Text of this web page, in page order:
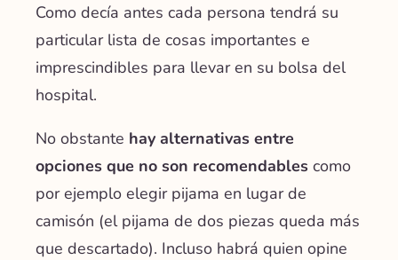
Como decía antes cada persona tendrá su
particular lista de cosas importantes e
imprescindibles para llevar en su bolsa del
hospital.
No obstante hay alternativas entre
opciones que no son recomendables como
por ejemplo elegir pijama en lugar de
camisón (el pijama de dos piezas queda más
que descartado). Incluso habrá quien opine